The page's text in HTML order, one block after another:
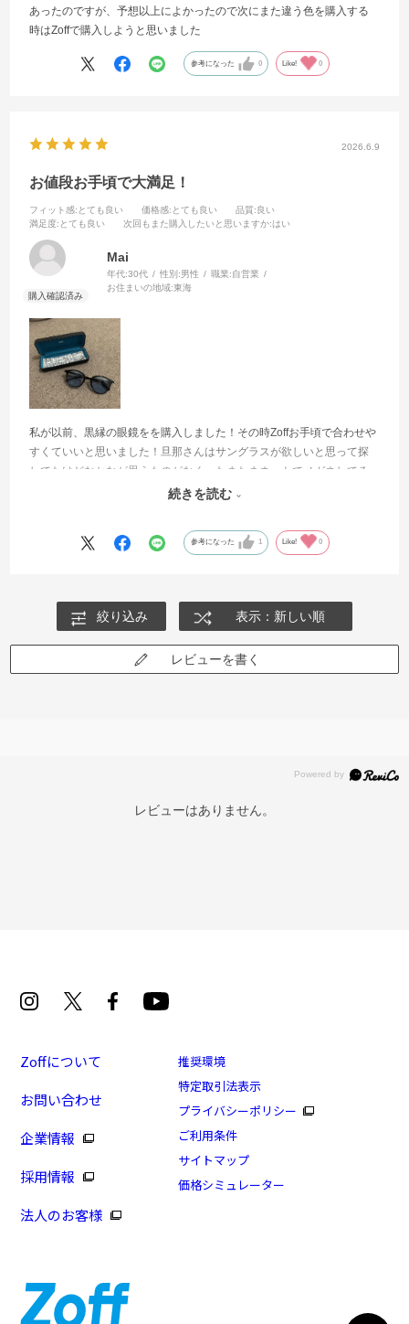
[期間限定価格]SUNCUTGlasses/UV100%CUT
商品番号：ZA241G66-43A3/フレームカラー：ブラウン
(クリア)/単価：￥4,950
※商品が再入荷された際にメールでお知らせします。
※本サービスは商品の購入をお約束するものではありません。
あったのですが、予想以上によかったので次にまた違う色を購入する
時はZoffで購入しようと思いました
参考になった 0 Like! 0
2026.6.9
お値段お手頃で大満足！
フィット感:とても良い 価格感:とても良い 品質:良い
満足度:とても良い 次回もまた購入したいと思いますか:はい
Mai
年代:30代 性別:男性 職業:自営業
お住まいの地域:東海
私が以前、黒縁の眼鏡をを購入しました！その時Zoffお手頃で合わせや
すくていいと思いました！旦那さんはサングラスが欲しいと思って探
してたけどなかなが思うものがなく…たまたまネットでメガネしてる
方を見て、いいなぁーと思ったのがZoffのメガネでそれをきっかけに購
続きを読む
参考になった 1 Like! 0
絞り込み 表示：新しい順
レビューを書く
レビューはありません。
Zoffについて
お問い合わせ
企業情報
採用情報
法人のお客様
推奨環境
特定取引法表示
プライバシーポリシー
ご利用条件
サイトマップ
価格シミュレーター